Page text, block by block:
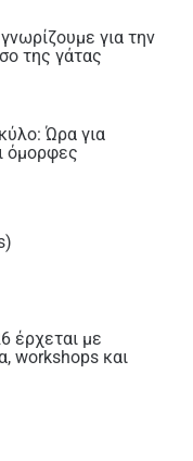
για την
της γάτας
Ώρα για
όμορφες
έρχεται με
workshops και